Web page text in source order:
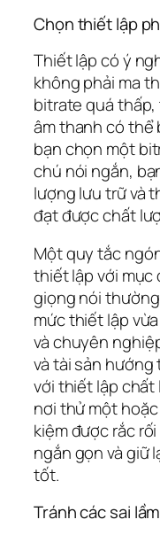
Chọn thiết lập
Thiết lập có ý
không phải ma
bitrate quá
âm thanh có thể
bạn chọn một
chú nói ngắn,
lượng lưu trữ và
đạt được chất
Một quy tắc
thiết lập với mục
giọng nói
mức thiết lập
và chuyên
và tài sản
với thiết lập chất
nơi thử một
kiệm được rắc
ngắn gọn và giữ
tốt.
Tránh các sai